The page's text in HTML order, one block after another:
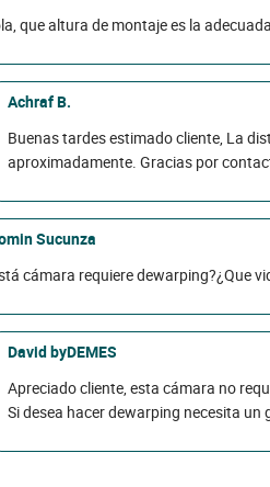
que altura de montaje es la
Achraf B.
Buenas tardes estimado cliente, La
aproximadamente. Gracias por
Sucunza
cámara requiere dewarping?¿Que
David byDEMES
Apreciado cliente, esta cámara no
Si desea hacer dewarping necesita un